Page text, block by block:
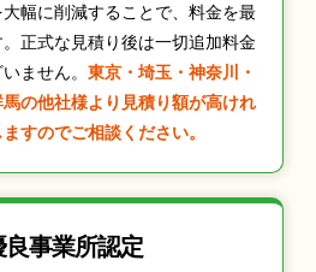
幅に削減することで、料金を最
正式な見積り後は一切追加料金
ません。 東京・埼玉・神奈川・
の他社様より見積り額が高けれ
すのでご相談ください。
良事業所認定